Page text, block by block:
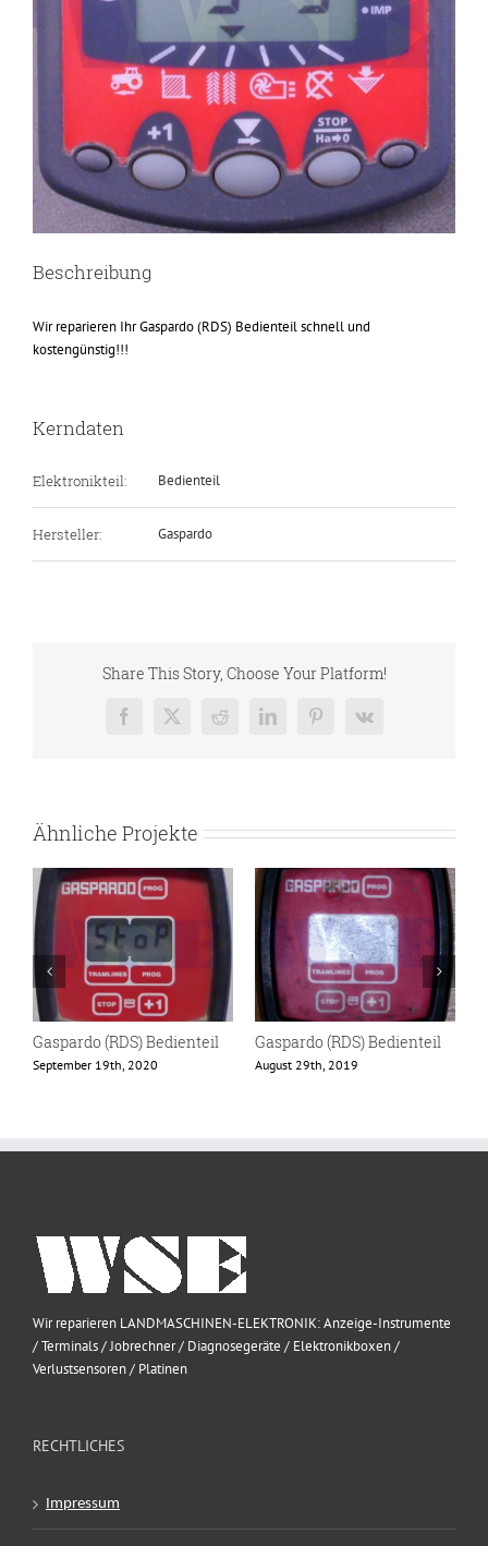
Beschreibung
Wir reparieren Ihr Gaspardo (RDS) Bedienteil schnell und
kostengünstig!!!
Kerndaten
Elektronikteil: Bedienteil
Hersteller: Gaspardo
Share This Story, Choose Your Platform!
Facebook
X RedditLinkedInPinterest
Vk
Ähnliche Projekte
Gaspardo (RDS) Bedienteil
September 19th, 2020
Gaspardo (RDS) Bedienteil
August 29th, 2019
Wir reparieren LANDMASCHINEN-ELEKTRONIK: Anzeige-Instrumente
/ Terminals / Jobrechner / Diagnosegeräte / Elektronikboxen /
Verlustsensoren / Platinen
RECHTLICHES
Impressum